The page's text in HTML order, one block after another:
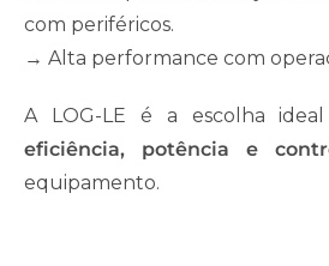
com periféricos.
→ Alta performance com
A LOG-LE é a escolha
eficiência, potência e
equipamento.